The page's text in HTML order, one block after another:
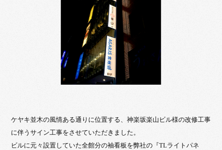
ケヤキ並木の風情ある通りに位置する、神楽坂楽山ビル様の改修工事
に伴うサイン工事をさせていただきました。
ビルに元々設置していた全館分の袖看板を弊社の『TLライトパネ